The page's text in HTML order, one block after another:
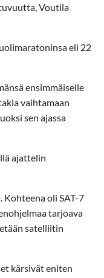
Voutila
eli 22
ensimmäiselle
vaihtamaan
sen ajassa
ajattelin
Kohteena oli SAT-7
tarjoava
satelliitin
kärsivät eniten